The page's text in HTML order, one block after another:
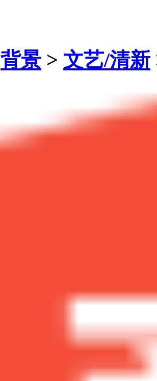
背景 > 文艺/清新